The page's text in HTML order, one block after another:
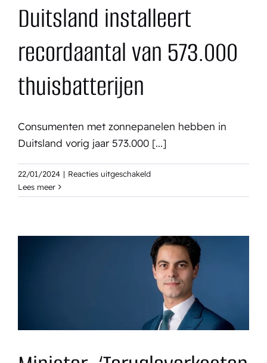
Duitsland installeert
recordaantal van 573.000
thuisbatterijen
Consumenten met zonnepanelen hebben in
Duitsland vorig jaar 573.000 [...]
22/01/2024 | Reacties uitgeschakeldvoor
installeert
573.000
thuisbatterijen
Lees meer